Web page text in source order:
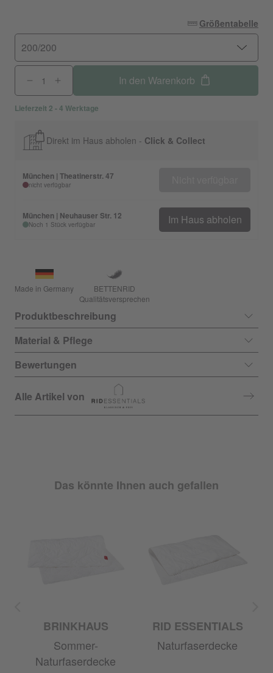
Größentabelle
200/200
In den Warenkorb
Lieferzeit 2 - 4 Werktage
Direkt im Haus abholen - Click & Collect
München | Theatinerstr. 47
nicht verfügbar
München | Neuhauser Str. 12
Noch 1 Stück verfügbar Im Haus abholen
Made in Germany
BETTENRID
Qualitätsversprechen
Produktbeschreibung
Material & Pflege
Bewertungen
Alle Artikel von
Das könnte Ihnen auch gefallen
BRINKHAUS
Sommer-
Naturfaserdecke
RID ESSENTIALS
Naturfaserdecke